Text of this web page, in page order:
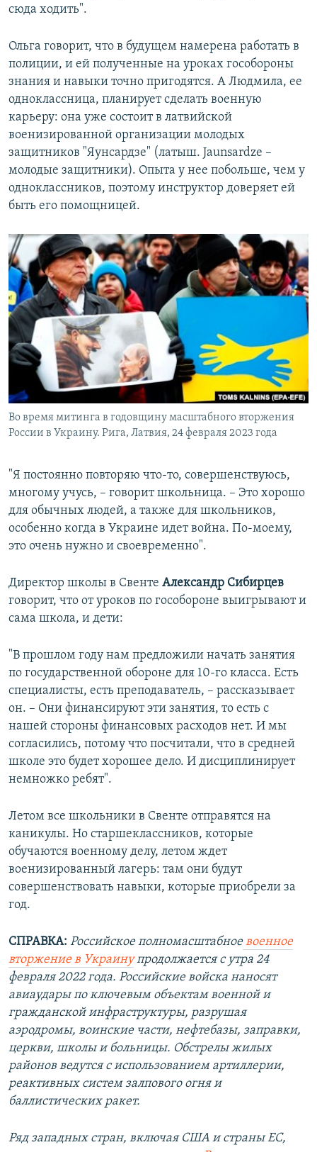
сюда ходить".
Ольга говорит, что в будущем намерена работать в
полиции, и ей полученные на уроках гособороны
знания и навыки точно пригодятся. А Людмила, ее
одноклассница, планирует сделать военную
карьеру: она уже состоит в латвийской
военизированной организации молодых
защитников "Яунсардзе" (латыш. Jaunsardze –
молодые защитники). Опыта у нее побольше, чем у
одноклассников, поэтому инструктор доверяет ей
быть его помощницей.
Во время митинга в годовщину масштабного вторжения
России в Украину. Рига, Латвия, 24 февраля 2023 года
"Я постоянно повторяю что-то, совершенствуюсь,
многому учусь, – говорит школьница. – Это хорошо
для обычных людей, а также для школьников,
особенно когда в Украине идет война. По-моему,
это очень нужно и своевременно".
Директор школы в Свенте Александр Сибирцев
говорит, что от уроков по гособороне выигрывают и
сама школа, и дети:
"В прошлом году нам предложили начать занятия
по государственной обороне для 10-го класса. Есть
специалисты, есть преподаватель, – рассказывает
он. – Они финансируют эти занятия, то есть с
нашей стороны финансовых расходов нет. И мы
согласились, потому что посчитали, что в средней
школе это будет хорошее дело. И дисциплинирует
немножко ребят".
Летом все школьники в Свенте отправятся на
каникулы. Но старшеклассников, которые
обучаются военному делу, летом ждет
военизированный лагерь: там они будут
совершенствовать навыки, которые приобрели за
год.
СПРАВКА: Российское полномасштабноевоенное
вторжение в Украинупродолжается с утра 24
февраля 2022 года. Российские войска наносят
авиаудары по ключевым объектам военной и
гражданской инфраструктуры, разрушая
аэродромы, воинские части, нефтебазы, заправки,
церкви, школы и больницы. Обстрелы жилых
районов ведутся с использованием артиллерии,
реактивных систем залпового огня и
баллистических ракет.
Ряд западных стран, включая США и страны ЕС,